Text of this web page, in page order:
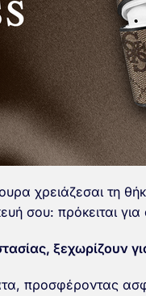
χρειάζεσαι τη
σου: πρόκειται
ξεχωρίζουν
προσφέροντας